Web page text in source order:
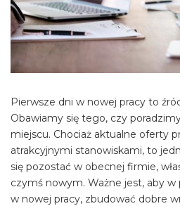
Pierwsze dni w nowej pracy to
Obawiamy się tego, czy
miejscu. Chociaż aktualne oferty
atrakcyjnymi stanowiskami, to
się pozostać w obecnej firmie,
czymś nowym. Ważne jest, aby w
w nowej pracy, zbudować dobre